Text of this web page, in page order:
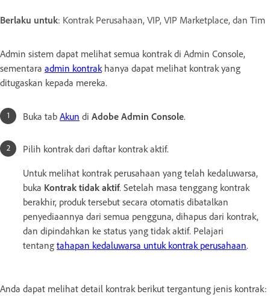
Berlaku untuk: Kontrak Perusahaan, VIP, VIP Marketplace, dan Tim
Admin sistem dapat melihat semua kontrak di Admin Console,
sementara admin kontrakhanya dapat melihat kontrak yang
ditugaskan kepada mereka.
Buka tab Akun di Adobe Admin Console.
Pilih kontrak dari daftar kontrak aktif.
Untuk melihat kontrak perusahaan yang telah kedaluwarsa,
buka Kontrak tidak aktif. Setelah masa tenggang kontrak
berakhir, produk tersebut secara otomatis dibatalkan
penyediaannya dari semua pengguna, dihapus dari kontrak,
dan dipindahkan ke status yang tidak aktif. Pelajari
tentang tahapan kedaluwarsa untuk kontrak perusahaan.
Anda dapat melihat detail kontrak berikut tergantung jenis kontrak: